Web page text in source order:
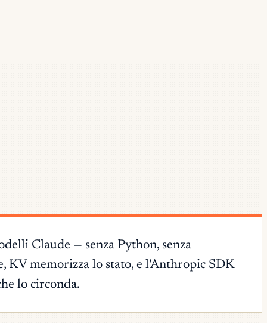
Claude — senza Python, senza
KV memorizza lo stato, e l'Anthropic SDK
lo circonda.